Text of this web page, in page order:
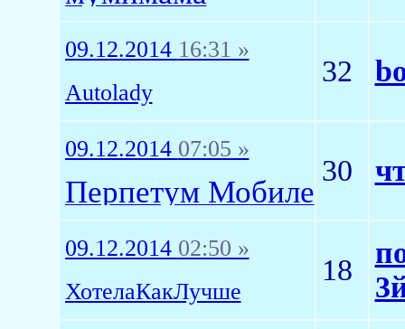
09.12.2014 16:31 »
Autolady
32
09.12.2014 07:05 »
Перпетум Мобиле
30
09.12.2014 02:50 »
ХотелаКакЛучше
18